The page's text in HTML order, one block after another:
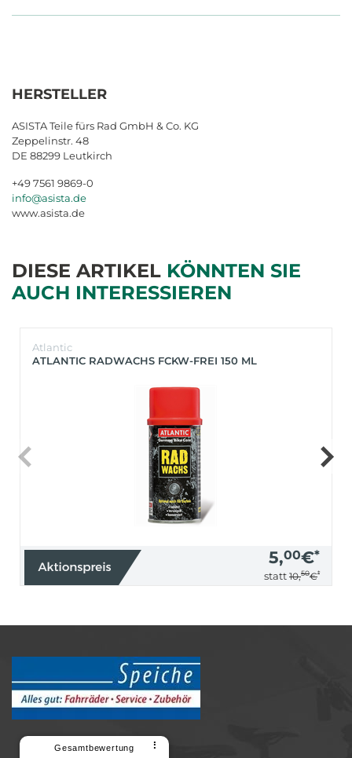
HERSTELLER
ASISTA Teile fürs Rad GmbH & Co. KG
Zeppelinstr. 48
DE 88299 Leutkirch
+49 7561 9869-0
info@asista.de
www.asista.de
DIESE ARTIKEL KÖNNTEN SIE
AUCH INTERESSIEREN
Atlantic
ATLANTIC RADWACHS FCKW-FREI 150 ML
5,00€*
statt 10,50€*
Gesamtbewertung ⠇